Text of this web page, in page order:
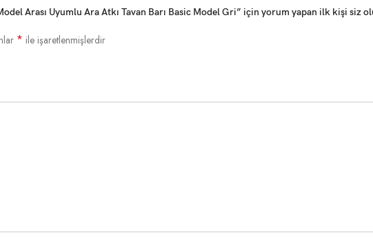
Arası Uyumlu Ara Atkı Tavan Barı Basic Model Gri” için yorum yapan ilk kişi siz
* ile işaretlenmişlerdir